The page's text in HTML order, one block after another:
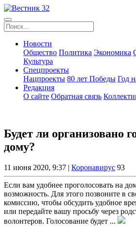
Новости
Общество Политика Экономика
Культура
Спецпроекты
Нацпроекты 80 лет Победы Год
Редакция
О сайте Обратная связь
Будет ли организовано
дому?
11 июня 2020, 9:37 | Коронавирус 93
Если вам удобнее проголосовать на
возможность. Для этого позвоните в
комиссию, чтобы обсудить удобное
или передайте вашу просьбу через
волонтеров. Голосование будет ...